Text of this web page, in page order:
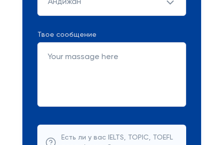
Андижан
Твое сообщение
Есть ли у вас IELTS, TOPIC, TOEFL